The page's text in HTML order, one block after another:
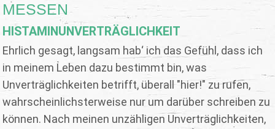
MESSEN
HISTAMINUNVERTRÄGLICHKEIT
Ehrlich gesagt, langsam hab‘ ich das Gefühl, dass ich
in meinem Leben dazu bestimmt bin, was
Unverträglichkeiten betrifft, überall "hier!" zu rufen,
wahrscheinlichsterweise nur um darüber schreiben zu
können. Nach meinen unzähligen Unverträglichkeiten,